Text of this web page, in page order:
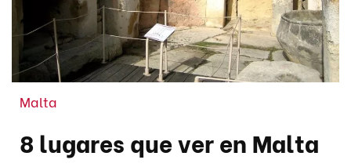
Malta
8 lugares que ver en Malta